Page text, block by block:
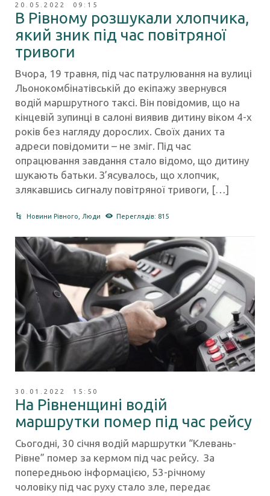
20.05.2022 09:15
В Рівному розшукали хлопчика,
який зник під час повітряної
тривоги
Вчора, 19 травня, під час патрулювання на вулиці
Льонокомбінатівській до екіпажу звернувся
водій маршрутного таксі. Він повідомив, що на
кінцевій зупинці в салоні виявив дитину віком 4-х
років без нагляду дорослих. Своїх даних та
адреси повідомити – не зміг. Під час
опрацювання завдання стало відомо, що дитину
шукають батьки. З’ясувалось, що хлопчик,
злякавшись сигналу повітряної тривоги, […]
Новини Рівного Люди Переглядів: 815
30.01.2022 15:50
На Рівненщині водій
маршрутки помер під час рейсу
Сьогодні, 30 січня водій маршрутки “Клевань-
Рівне” помер за кермом під час рейсу. За
попередньою інформацією, 53-річному
чоловіку під час руху стало зле, передає